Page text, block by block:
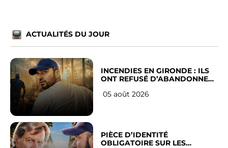
ACTUALITÉS DU JOUR
INCENDIES EN GIRONDE : ILS
ONT REFUSÉ D’ABANDONNER
05 août 2026
PIÈCE D’IDENTITÉ
OBLIGATOIRE SUR LES